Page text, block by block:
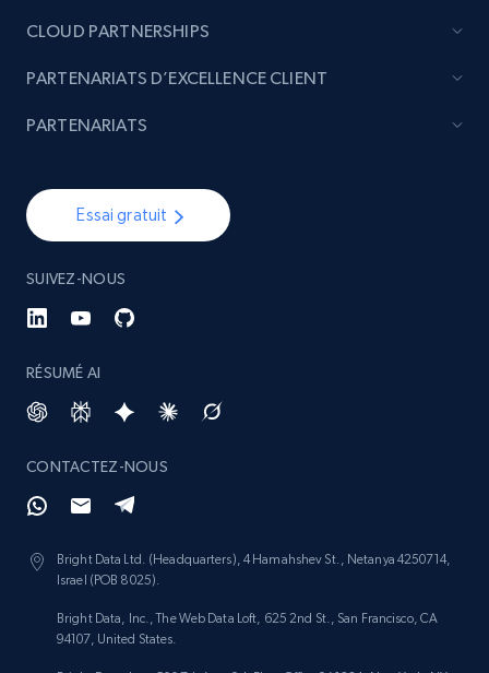
Essai gratuit
SUIVEZ-NOUS
RÉSUMÉ AI
CONTACTEZ-NOUS
Bright Data Ltd. (Headquarters), 4 Hamahshev St., Netanya 4250714,
Israel (POB 8025).
Bright Data, Inc., The Web Data Loft, 625 2nd St., San Francisco, CA
94107, United States.
CLOUD PARTNERSHIPS
PARTENARIATS D’EXCELLENCE CLIENT
PARTENARIATS